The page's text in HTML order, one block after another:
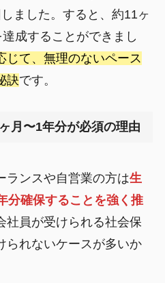
ました。すると、約11ヶ
成することができまし
じて、無理のないペース
訣です。
月〜1年分が必須の理由
ランスや自営業の方は生
分確保することを強く推
社員が受けられる社会保
られないケースが多いか